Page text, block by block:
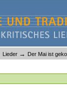
Lieder → Der Mai ist